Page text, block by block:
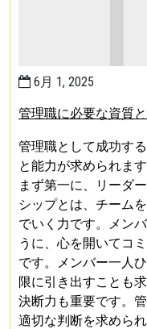
6月 1, 2025
管理職に必要な資質
管理職として成功す
と能力が求められます
まず第一に、リーダ
シップとは、チーム
でいく力です。メン
うに、心を開いてコ
です。メンバー一人
限に引き出すことも求
決断力も重要です。
適切な判断を求めら